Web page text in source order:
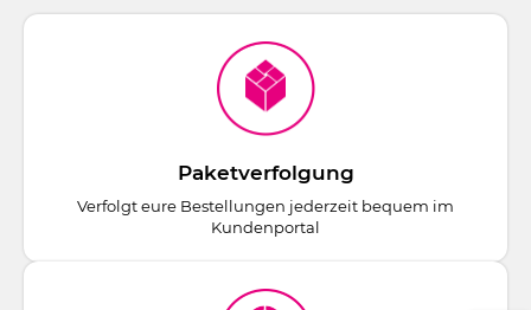
Paketverfolgung
Verfolgt eure Bestellungen jederzeit bequem im
Kundenportal